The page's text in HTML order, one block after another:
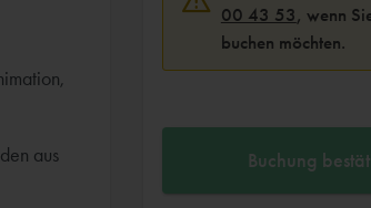
aus
00 43 53, wenn
buchen möchten.
Buchung